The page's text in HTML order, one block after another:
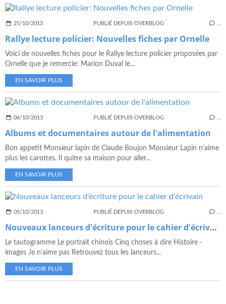
25/10/2013 PUBLIÉ DEPUIS OVERBLOG
Rallye lecture policier: Nouvelles fiches par Ornelle
Voici de nouvelles fiches pour le Rallye lecture policier proposées par
Ornelle que je remercie: Marion Duval le...
EN SAVOIR PLUS
06/10/2013 PUBLIÉ DEPUIS OVERBLOG
Albums et documentaires autour de l'alimentation
Bon appetit Monsieur lapin de Claude Boujon Monsieur Lapin n'aime
plus les carottes. Il quitte sa maison pour aller...
EN SAVOIR PLUS
05/10/2013 PUBLIÉ DEPUIS OVERBLOG
Nouveaux lanceurs d'écriture pour le cahier d'écrivain
Le tautogramme Le portrait chinois Cinq choses à dire Histoire -
images Je n'aime pas Retrouvez tous les lanceurs...
EN SAVOIR PLUS